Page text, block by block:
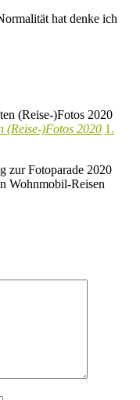
hat denke ich
(Reise-)Fotos 2020 1.
zur Fotoparade 2020
Wohnmobil-Reisen